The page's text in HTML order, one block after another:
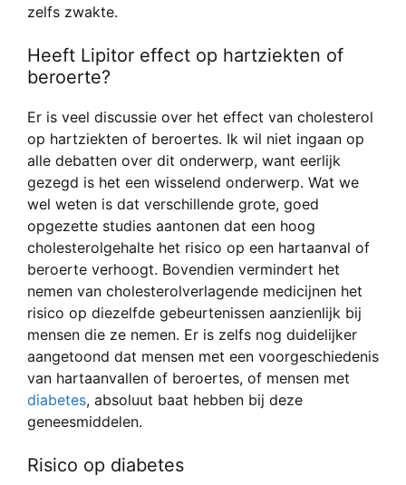
zelfs zwakte.
Heeft Lipitor effect op hartziekten of
beroerte?
Er is veel discussie over het effect van cholesterol
op hartziekten of beroertes. Ik wil niet ingaan op
alle debatten over dit onderwerp, want eerlijk
gezegd is het een wisselend onderwerp. Wat we
wel weten is dat verschillende grote, goed
opgezette studies aantonen dat een hoog
cholesterolgehalte het risico op een hartaanval of
beroerte verhoogt. Bovendien vermindert het
nemen van cholesterolverlagende medicijnen het
risico op diezelfde gebeurtenissen aanzienlijk bij
mensen die ze nemen. Er is zelfs nog duidelijker
aangetoond dat mensen met een voorgeschiedenis
van hartaanvallen of beroertes, of mensen met
diabetes, absoluut baat hebben bij deze
geneesmiddelen.
Risico op diabetes